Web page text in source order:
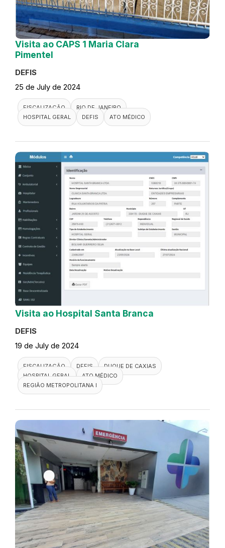
Visita ao CAPS 1 Maria Clara
Pimentel
DEFIS
25 de July de 2024
FISCALIZAÇÃO
RIO DE JANEIRO
HOSPITAL GERAL
DEFIS ATO MÉDICO
Visita ao Hospital Santa Branca
DEFIS
19 de July de 2024
FISCALIZAÇÃO DEFIS
DUQUE DE CAXIAS
HOSPITAL GERAL
ATO MÉDICO
REGIÃO METROPOLITANA I